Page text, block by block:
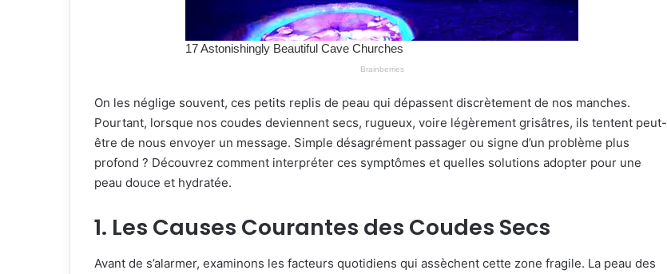
On les néglige souvent, ces petits replis de peau qui dépassent discrètement de nos manches.
Pourtant, lorsque nos coudes deviennent secs, rugueux, voire légèrement grisâtres, ils tentent peut-
être de nous envoyer un message. Simple désagrément passager ou signe d’un problème plus
profond ? Découvrez comment interpréter ces symptômes et quelles solutions adopter pour une
peau douce et hydratée.
1. Les Causes Courantes des Coudes Secs
Avant de s’alarmer, examinons les facteurs quotidiens qui assèchent cette zone fragile. La peau des